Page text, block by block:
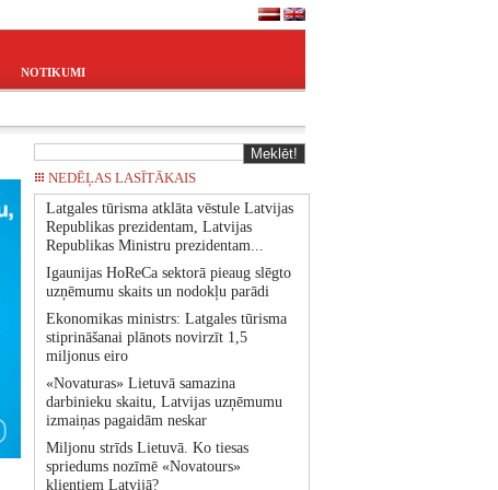
NOTIKUMI
NEDĒĻAS LASĪTĀKAIS
Latgales tūrisma atklāta vēstule Latvijas
Republikas prezidentam, Latvijas
Republikas Ministru prezidentam...
Igaunijas HoReCa sektorā pieaug slēgto
uzņēmumu skaits un nodokļu parādi
Ekonomikas ministrs: Latgales tūrisma
stiprināšanai plānots novirzīt 1,5
miljonus eiro
«Novaturas» Lietuvā samazina
darbinieku skaitu, Latvijas uzņēmumu
izmaiņas pagaidām neskar
Miljonu strīds Lietuvā. Ko tiesas
spriedums nozīmē «Novatours»
klientiem Latvijā?